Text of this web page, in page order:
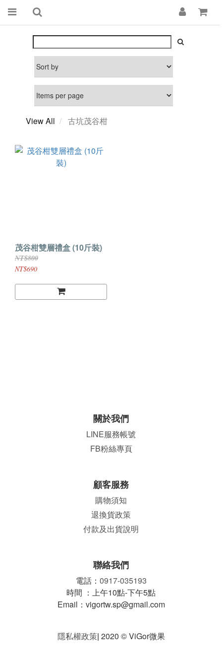
View All 古坑茂谷柑
茂谷柑雙層禮盒 (10斤裝)
NT$800
NT$690
關於我們
LINE服務帳號
FB粉絲專頁
顧客服務
購物須知
退換貨政策
付款及出貨說明
聯絡我們
電話： 0917-035193
時間 ：上午10點-下午5點
Email：vigortw.sp@gmail.com
隱私權政策| 2020 © ViGor微果